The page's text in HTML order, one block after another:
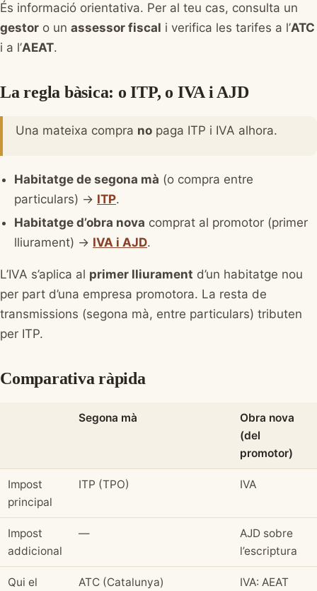
És informació orientativa. Per al teu cas, consulta un
gestor o un assessor fiscal i verifica les tarifes a l’ATC
i a l’AEAT.
La regla bàsica: o ITP, o IVA i AJD
Una mateixa compra nopaga ITP i IVA alhora.
Habitatge de segona mà (o compra entre
particulars) → ITP.
Habitatge d’obra nova comprat al promotor (primer
lliurament) → IVA i AJD.
L’IVA s’aplica al primer lliurament d’un habitatge nou
per part d’una empresa promotora. La resta de
transmissions (segona mà, entre particulars) tributen
per ITP.
Comparativa ràpida
Segona mà
Obra nova
(del
promotor)
Impost
principal
ITP (TPO) IVA
Impost
addicional
—
AJD sobre
l’escriptura
Qui el
ATC (Catalunya)
IVA: AEAT